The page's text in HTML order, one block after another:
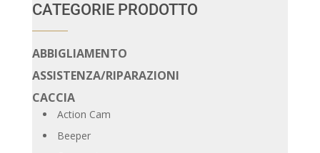
CATEGORIE PRODOTTO
ABBIGLIAMENTO
ASSISTENZA/RIPARAZIONI
CACCIA
Action Cam
Beeper